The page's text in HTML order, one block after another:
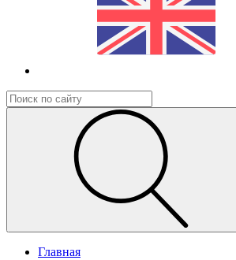
Главная